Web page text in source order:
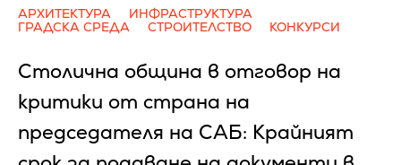
АРХИТЕКТУРА
ИНФРАСТРУКТУРА
ГРАДСКА СРЕДА
СТРОИТЕЛСТВО КОНКУРСИ
Столична община в отговор на
критики от страна на
председателя на САБ: Крайният